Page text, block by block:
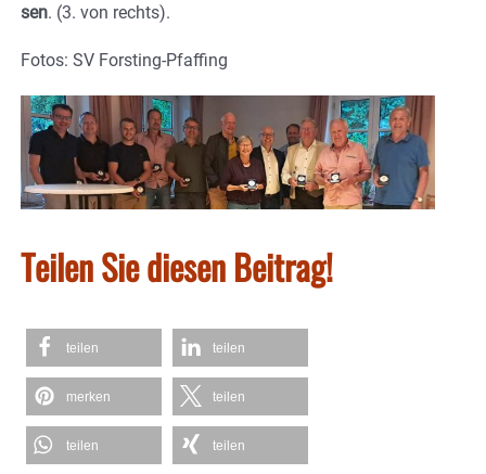
sen. (3. von rechts).
Fotos: SV Forsting-Pfaffing
Teilen Sie diesen Beitrag!
teilen teilen
merken teilen
teilen teilen